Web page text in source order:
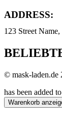
ADDRESS:
123 Street
© mask-laden.de
has been added
Warenkorb